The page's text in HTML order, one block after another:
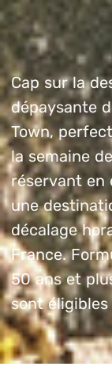
Cap sur la
dépaysante
Town,
la semaine
réservant en
une
décalage
France.
50 ans et
sont éligibles